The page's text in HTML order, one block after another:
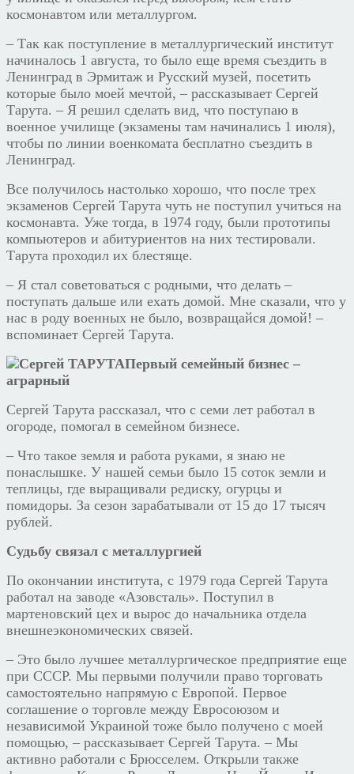
космонавтом или металлургом.
– Так как поступление в металлургический институт
начиналось 1 августа, то было еще время съездить в
Ленинград в Эрмитаж и Русский музей, посетить
которые было моей мечтой, – рассказывает Сергей
Тарута. – Я решил сделать вид, что поступаю в
военное училище (экзамены там начинались 1 июля),
чтобы по линии военкомата бесплатно съездить в
Ленинград.
Все получилось настолько хорошо, что после трех
экзаменов Сергей Тарута чуть не поступил учиться на
космонавта. Уже тогда, в 1974 году, были прототипы
компьютеров и абитуриентов на них тестировали.
Тарута проходил их блестяще.
– Я стал советоваться с родными, что делать –
поступать дальше или ехать домой. Мне сказали, что у
нас в роду военных не было, возвращайся домой! –
вспоминает Сергей Тарута.
Первый семейный бизнес –
аграрный
Сергей Тарута рассказал, что с семи лет работал в
огороде, помогал в семейном бизнесе.
– Что такое земля и работа руками, я знаю не
понаслышке. У нашей семьи было 15 соток земли и
теплицы, где выращивали редиску, огурцы и
помидоры. За сезон зарабатывали от 15 до 17 тысяч
рублей.
Судьбу связал с металлургией
По окончании института, с 1979 года Сергей Тарута
работал на заводе «Азовсталь». Поступил в
мартеновский цех и вырос до начальника отдела
внешнеэкономических связей.
– Это было лучшее металлургическое предприятие еще
при СССР. Мы первыми получили право торговать
самостоятельно напрямую с Европой. Первое
соглашение о торговле между Евросоюзом и
независимой Украиной тоже было получено с моей
помощью, – рассказывает Сергей Тарута. – Мы
активно работали с Брюсселем. Открыли также